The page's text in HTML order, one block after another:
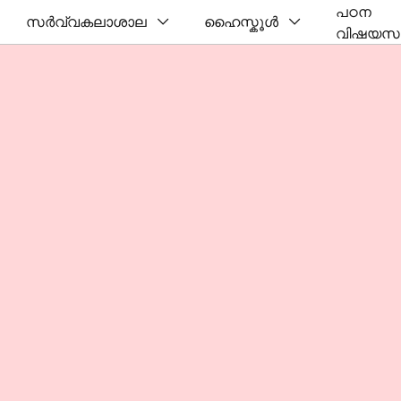
സർവ്വകലാശാല ഹൈസ്കൂൾ
പഠന